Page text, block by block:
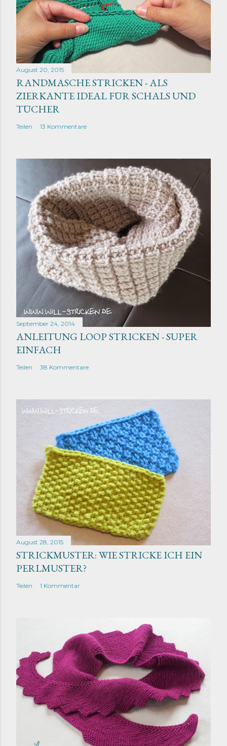
August 20, 2015
RANDMASCHE STRICKEN - ALS
ZIERKANTE IDEAL FÜR SCHALS UND
TÜCHER
Teilen 13 Kommentare
September 24, 2014
ANLEITUNG LOOP STRICKEN - SUPER
EINFACH
Teilen 38 Kommentare
August 28, 2015
STRICKMUSTER: WIE STRICKE ICH EIN
PERLMUSTER?
Teilen 1 Kommentar